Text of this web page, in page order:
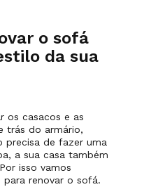
o sofá
da sua
os casacos e as
trás do armário,
precisa de fazer uma
a sua casa também
isso vamos
para renovar o sofá.